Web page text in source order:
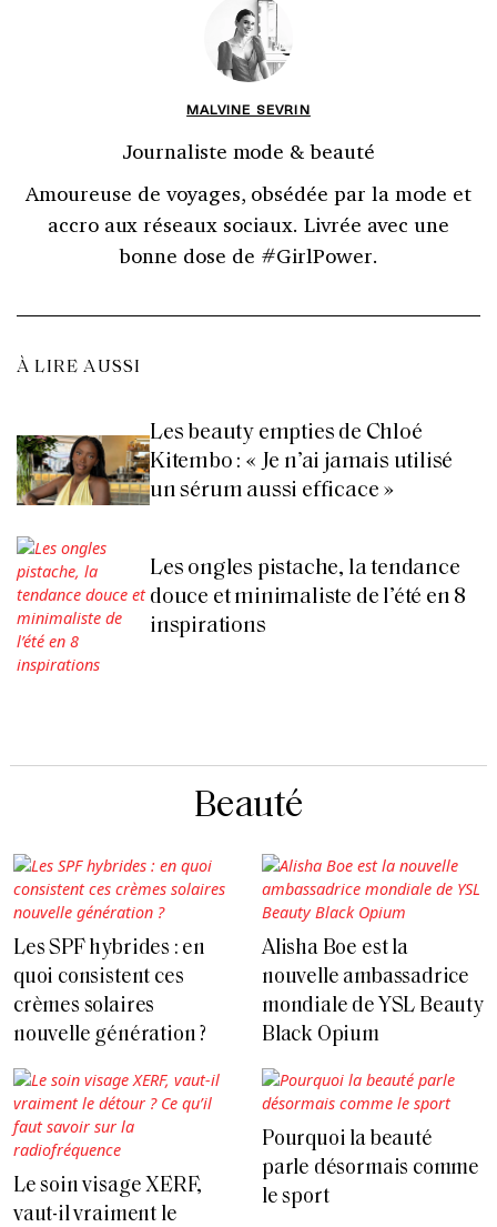
MALVINE SEVRIN
Journaliste mode & beauté
Amoureuse de voyages, obsédée par la mode et
accro aux réseaux sociaux. Livrée avec une
bonne dose de #GirlPower.
À LIRE AUSSI
Les beauty empties de Chloé
Kitembo : « Je n’ai jamais utilisé
un sérum aussi efficace »
Les ongles pistache, la tendance
douce et minimaliste de l’été en 8
inspirations
Beauté
Les SPF hybrides : en
quoi consistent ces
crèmes solaires
nouvelle génération ?
Alisha Boe est la
nouvelle ambassadrice
mondiale de YSL Beauty
Black Opium
Le soin visage XERF,
vaut-il vraiment le
Pourquoi la beauté
parle désormais comme
le sport